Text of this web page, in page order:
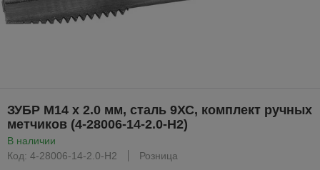
ЗУБР М14 x 2.0 мм, сталь 9ХС, комплект ручных
метчиков (4-28006-14-2.0-H2)
В наличии
Код: 4-28006-14-2.0-H2
Розница